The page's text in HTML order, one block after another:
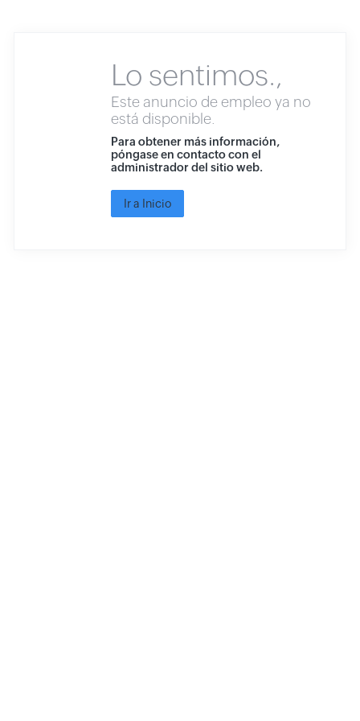
Lo sentimos.,
Este anuncio de empleo ya no
está disponible.
Para obtener más información,
póngase en contacto con el
administrador del sitio web.
Ir a Inicio